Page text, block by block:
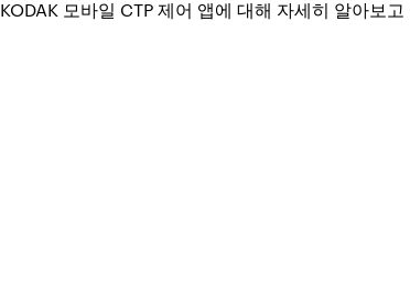
KODAK 모바일 CTP 제어 앱에 대해 자세히 알아보